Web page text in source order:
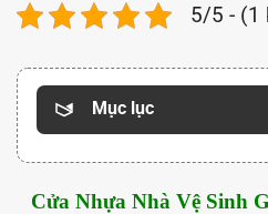
5/5 - (1
Mục lục
Cửa Nhựa Nhà Vệ Sinh